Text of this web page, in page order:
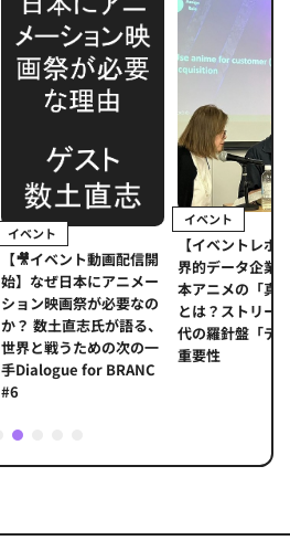
イベント
【🎥イベント動画配信開
始】なぜ日本にアニメー
ション映画祭が必要なの
か？ 数土直志氏が語る、
世界と戦うための次の一
手Dialogue for BRANC
#6
イベント
【イベントレポ
界的データ企業
本アニメの「真
とは？ストリー
代の羅針盤「デ
重要性
2